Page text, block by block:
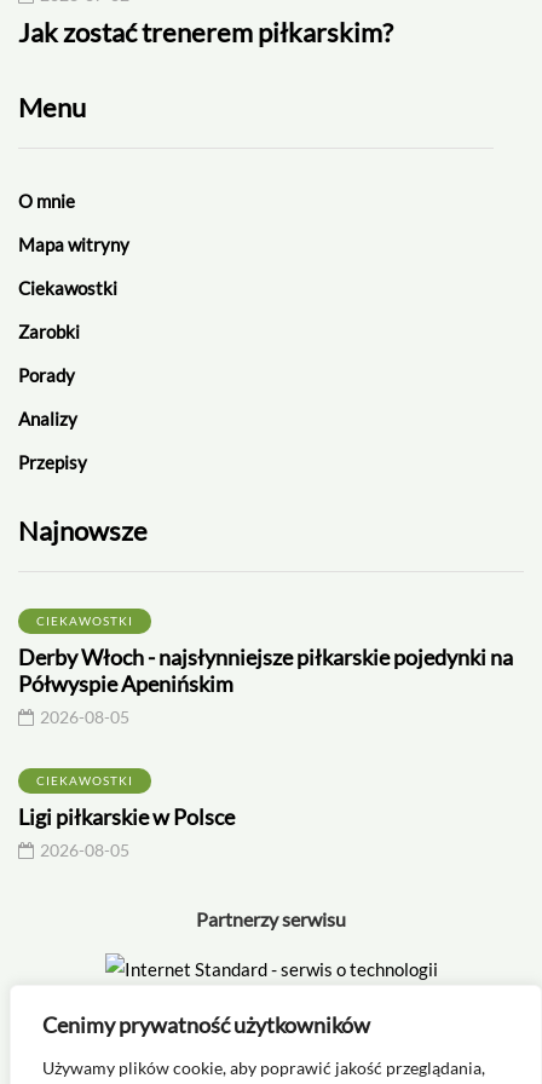
Cenimy prywatność użytkowników
Używamy plików cookie, aby poprawić jakość przeglądania,
Jak zostać trenerem piłkarskim?
Menu
O mnie
Mapa witryny
Ciekawostki
Zarobki
Porady
Analizy
Przepisy
Najnowsze
CIEKAWOSTKI
Derby Włoch - najsłynniejsze piłkarskie pojedynki na
Półwyspie Apenińskim
2026-08-05
CIEKAWOSTKI
Ligi piłkarskie w Polsce
2026-08-05
Partnerzy serwisu